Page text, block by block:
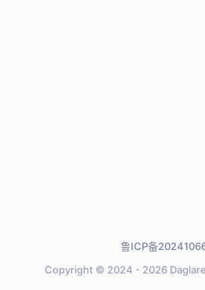
Copyright © 2024 - 2026
鲁ICP备